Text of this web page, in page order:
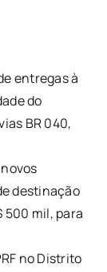
entregas à
do
BR 040,
destinação
500 mil, para
no Distrito